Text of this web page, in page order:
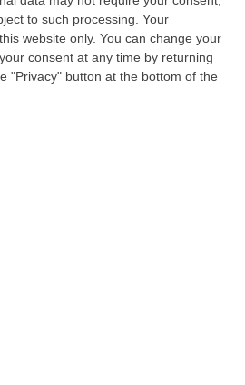
to such processing. Your
website only. You can change your
consent at any time by returning
"Privacy" button at the bottom of the
Anni Il Cantautore Francesco Guccini
uno dei più grandi cantautori italiani. Il
mattina a Pavana, sull’Appennino tosco…